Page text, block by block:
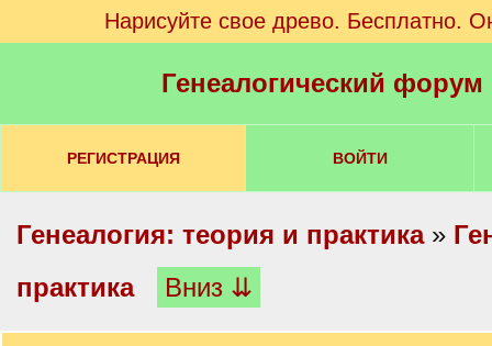
Нарисуйте свое древо. Бесплатно.
Генеалогический
РЕГИСТРАЦИЯ ВОЙТИ
Генеалогия: теория и практика»
практика
Вниз ⇊